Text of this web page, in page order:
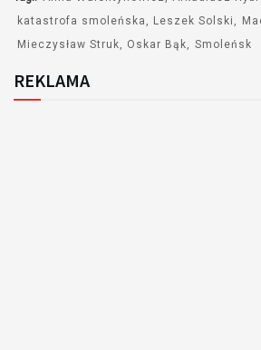
katastrofa smoleńska
Leszek Solski
Mieczysław Struk
Oskar Bąk Smoleńsk
REKLAMA